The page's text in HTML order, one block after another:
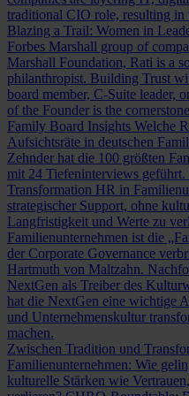
traditional CIO role, resulting
Blazing a Trail: Women in
Forbes Marshall group of
Marshall Foundation, Rati is a
philanthropist. Building Trust
board member, C-Suite leader,
of the Founder is the
Family Board Insights Welche
Aufsichtsräte in deutschen
Zehnder hat die 100 größten
mit 24 Tiefeninterviews geführt.
Transformation HR in
strategischer Support, ohne
Langfristigkeit und Werte zu
Familienunternehmen ist die
der Corporate Governance
Hartmuth von Maltzahn.
NextGen als Treiber des
hat die NextGen eine wichtige
und Unternehmenskultur
machen.
Zwischen Tradition und
Familienunternehmen: Wie
kulturelle Stärken wie